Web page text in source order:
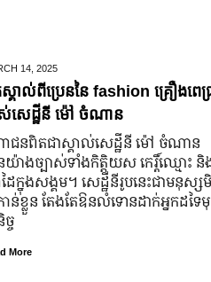
14, 2025
គាល់ពីប្រេននៃ​ fashion គ្រឿងពេជ្
សេដ្ឋីនី ម៉ៅ ចំណាន
ជន​ពិតជា​ស្គាល់​សេដ្ឋី​នី ម៉ៅ ចំណាន
យ៉ាង​ច្បាស់​ទាំង​កិត្តិយស កេរ្តិ៍ឈ្មោះ និ
ដៃ​ក្នុង​សង្គម។ សេដ្ឋី​នី​រូប​នេះ​ជា​មនុស្ស​
ាន់​ខ្លួន តែងតែ​ឱនលំទោន​ដាក់​អ្នក​ដទៃ​
ច
More